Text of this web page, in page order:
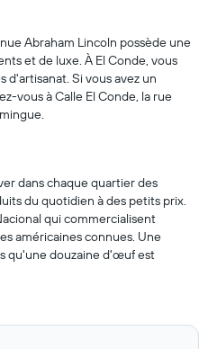
Abraham Lincoln possède une
et de luxe. À El Conde, vous
Si vous avez un
vous à Calle El Conde, la rue
dans chaque quartier des
du quotidien à des petits prix.
qui commercialisent
américaines connues. Une
qu'une douzaine d'œuf est